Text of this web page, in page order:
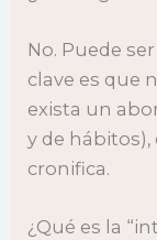
No. Puede
clave es que
exista un
y de
cronifica.
¿Qué es la